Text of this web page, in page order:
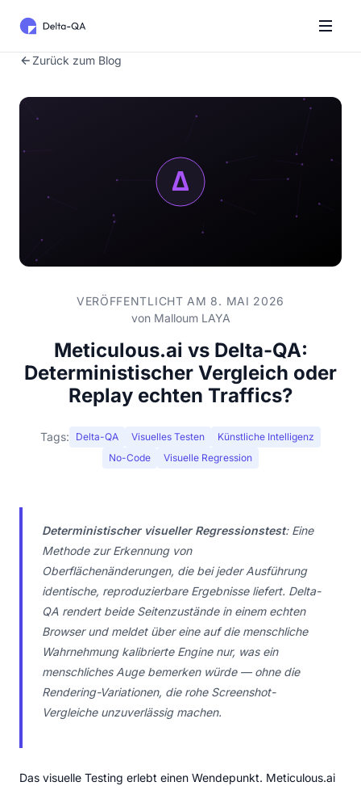
Zurück zum Blog
VERÖFFENTLICHT AM 8. MAI 2026
von Malloum LAYA
Meticulous.ai vs Delta-QA:
Deterministischer Vergleich oder
Replay echten Traffics?
Tags: Delta-QA Visuelles Testen
Künstliche Intelligenz
No-Code
Visuelle Regression
Deterministischer visueller Regressionstest: Eine
Methode zur Erkennung von
Oberflächenänderungen, die bei jeder Ausführung
identische, reproduzierbare Ergebnisse liefert. Delta-
QA rendert beide Seitenzustände in einem echten
Browser und meldet über eine auf die menschliche
Wahrnehmung kalibrierte Engine nur, was ein
menschliches Auge bemerken würde — ohne die
Rendering-Variationen, die rohe Screenshot-
Vergleiche unzuverlässig machen.
Das visuelle Testing erlebt einen Wendepunkt. Meticulous.ai